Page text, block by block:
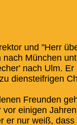
und "Herr
nach München
nach Ulm.
diensteifrigen
Freunden
einigen
er nur weiß,